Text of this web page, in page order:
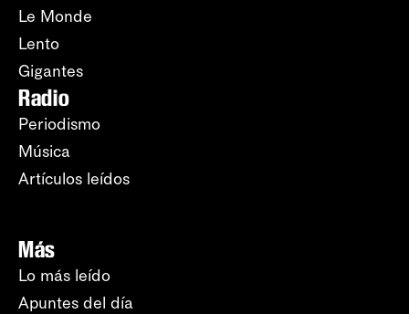
Le Monde
Lento
Gigantes
Radio
Periodismo
Música
Artículos leídos
Más
Lo más leído
Apuntes del día